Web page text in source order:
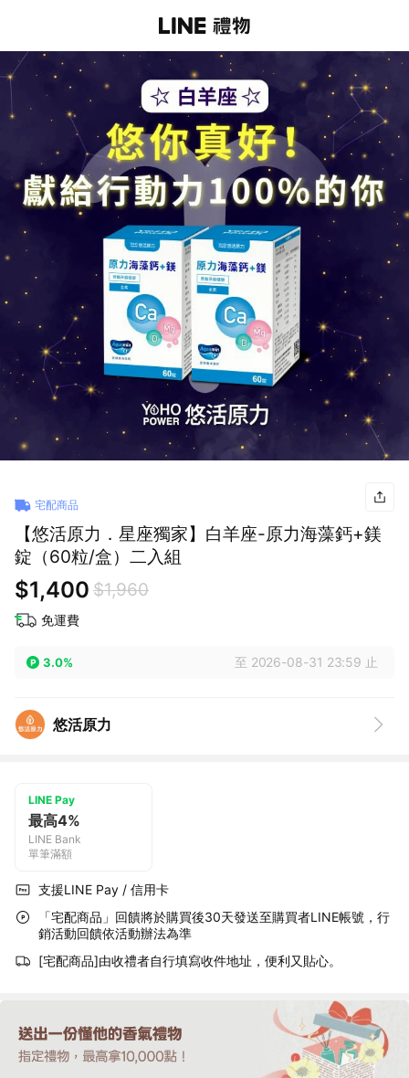
宅配商品
【悠活原力．星座獨家】白羊座-原力海藻鈣+鎂
錠（60粒/盒）二入組
$1,400 $1,960
免運費
3.0% 至 2026-08-31 23:59 止
悠活原力
LINE Pay
最高4%
LINE Bank
單筆滿額
支援LINE Pay / 信用卡
「宅配商品」回饋將於購買後30天發送至購買者LINE帳號，行
銷活動回饋依活動辦法為準
[宅配商品]由收禮者自行填寫收件地址，便利又貼心。